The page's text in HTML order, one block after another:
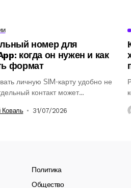
номер для
когда он нужен и как
формат
личную SIM-карту удобно не
контакт может
для работы,...
Коваль 31/07/2026
Политика
Общество